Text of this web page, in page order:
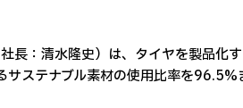
長：清水隆史）は、タイヤを製品化
ステナブル素材の使用比率を